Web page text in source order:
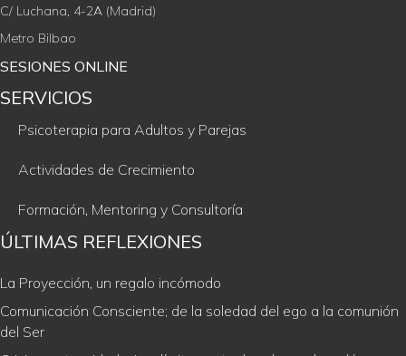
C/ Luchana, 4-2A (Madrid)
Metro Bilbao
SESIONES ONLINE
SERVICIOS
Psicoterapia para Adultos y Parejas
Actividades de Crecimiento
Formación, Mentoring y Consultoría
ÚLTIMAS REFLEXIONES
La Proyección, un regalo incómodo
Comunicación Consciente; de la soledad del ego a la comunión
del Ser